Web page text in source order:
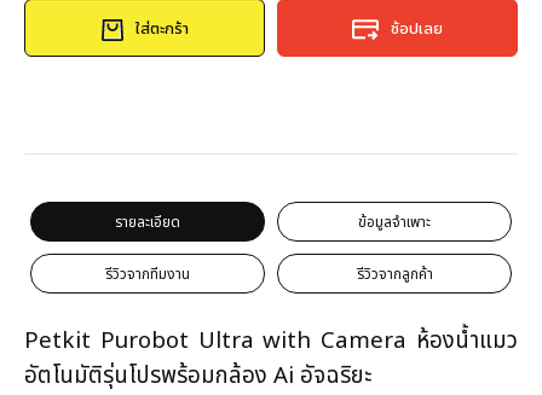
ใส่ตะกร้า ช้อปเลย
รายละเอียด ข้อมูลจำเพาะ
รีวิวจากทีมงาน รีวิวจากลูกค้า
Petkit Purobot Ultra with Camera ห้องน้ำแมว
อัตโนมัติรุ่นโปรพร้อมกล้อง Ai อัจฉริยะ